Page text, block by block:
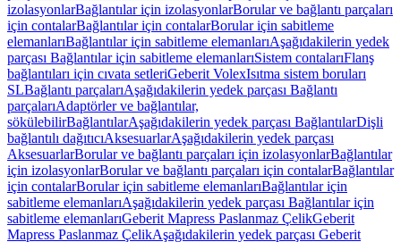
izolasyonlarBağlantılar için izolasyonlarBorular ve bağlantı parçaları
için contalarBağlantılar için contalarBorular için sabitleme
elemanlarıBağlantılar için sabitleme elemanlarıAşağıdakilerin yedek
parçası Bağlantılar için sabitleme elemanlarıSistem contalarıFlanş
bağlantıları için cıvata setleriGeberit VolexIsıtma sistem boruları
SLBağlantı parçalarıAşağıdakilerin yedek parçası Bağlantı
parçalarıAdaptörler ve bağlantılar,
sökülebilirBağlantılarAşağıdakilerin yedek parçası BağlantılarDişli
bağlantılı dağıtıcıAksesuarlarAşağıdakilerin yedek parçası
AksesuarlarBorular ve bağlantı parçaları için izolasyonlarBağlantılar
için izolasyonlarBorular ve bağlantı parçaları için contalarBağlantılar
için contalarBorular için sabitleme elemanlarıBağlantılar için
sabitleme elemanlarıAşağıdakilerin yedek parçası Bağlantılar için
sabitleme elemanlarıGeberit Mapress Paslanmaz ÇelikGeberit
Mapress Paslanmaz ÇelikAşağıdakilerin yedek parçası Geberit